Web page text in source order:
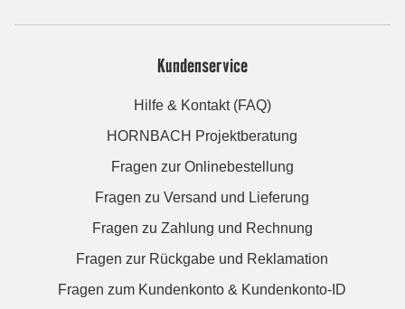
Kundenservice
Hilfe & Kontakt (FAQ)
HORNBACH Projektberatung
Fragen zur Onlinebestellung
Fragen zu Versand und Lieferung
Fragen zu Zahlung und Rechnung
Fragen zur Rückgabe und Reklamation
Fragen zum Kundenkonto & Kundenkonto-ID